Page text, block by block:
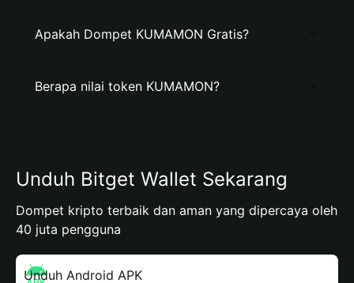
Apakah Dompet KUMAMON Gratis?
Berapa nilai token KUMAMON?
Unduh Bitget Wallet Sekarang
Dompet kripto terbaik dan aman yang dipercaya oleh
40 juta pengguna
Unduh Android APK